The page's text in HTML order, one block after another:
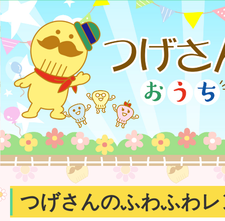
つげさんのふわふわ